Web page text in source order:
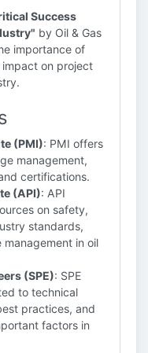
Success
by Oil & Gas
importance of
on project
(PMI): PMI offers
management,
certifications.
(API): API
on safety,
standards,
in oil
(SPE): SPE
to technical
practices, and
factors in